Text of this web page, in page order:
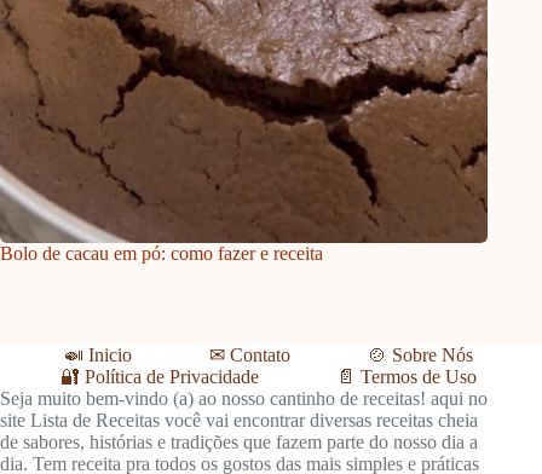
Bolo de cacau em pó: como fazer e receita
🍛 Inicio ✉ Contato
🍲 Sobre Nós
🔐 Política de Privacidade
📄 Termos de Uso
Seja muito bem-vindo (a) ao nosso cantinho de receitas! aqui no
site Lista de Receitas você vai encontrar diversas receitas cheia
de sabores, histórias e tradições que fazem parte do nosso dia a
dia. Tem receita pra todos os gostos das mais simples e práticas